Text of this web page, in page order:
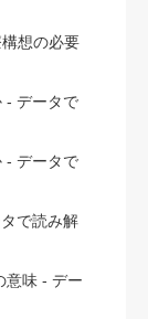
想の必要
- データで
- データで
で読み解
意味 - デー